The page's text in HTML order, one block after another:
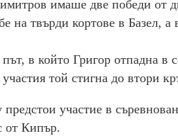
имаше две победи от
на твърди кортове в Базел,
в който Григор отпадна
той стигна до втори
участие в
от Кипър.